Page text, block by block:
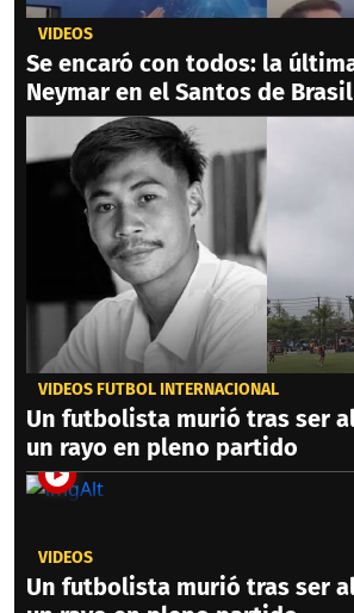
VIDEOS
Se encaró con todos: la
Neymar en el Santos de Brasil
VIDEOS FÚTBOL INTERNACIONAL
Un futbolista murió tras ser
un rayo en pleno partido
VIDEOS
Un futbolista murió tras ser